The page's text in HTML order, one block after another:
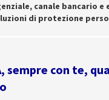
canale bancario e
di protezione
sempre con te,